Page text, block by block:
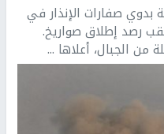
بدوي صفارات الإنذار في
رصد إطلاق صواريخ.
الجبال، أعلاها ...